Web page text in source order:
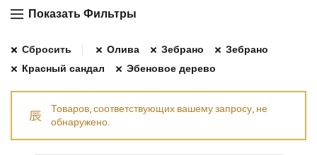
Показать Фильтры
Сбросить Олива Зебрано
Зебрано
Красный сандал
Эбеновое дерево
Товаров, соответствующих вашему запросу, не
обнаружено.